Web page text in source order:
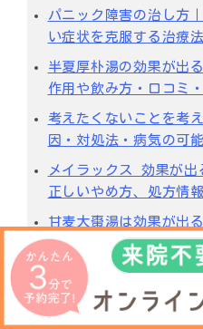
パニック障害の治し方
い症状を克服する治療
半夏厚朴湯の効果が出
作用や飲み方・口コミ
考えたくないことを考
因・対処法・病気の可
メイラックス 効果が出
正しいやめ方、処方情報
甘麦大棗湯は効果が出
効能・副作用を解説
【東京】心療内科・精
98選
【新宿】心療内科・精